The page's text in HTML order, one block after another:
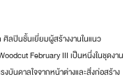
ลปินชั้นเยี่ยมผู้สร้างงานในแนว
February III เป็นหนึ่งในชุดงาน
บันดาลใจจากหน้าต่างและสิ่งก่อสร้าง